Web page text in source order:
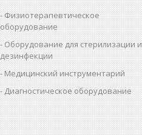
Физиотерапевтическое
оборудование
Оборудование для стерилизации и
дезинфекции
Медицинский инструментарий
Диагностическое оборудование